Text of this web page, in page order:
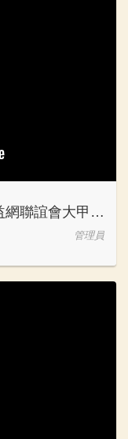
央社王宗仁Karajan
管理員